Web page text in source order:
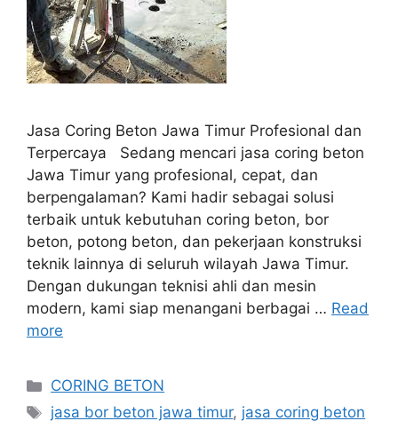
Jasa Coring Beton Jawa Timur Profesional dan
Terpercaya Sedang mencari jasa coring beton
Jawa Timur yang profesional, cepat, dan
berpengalaman? Kami hadir sebagai solusi
terbaik untuk kebutuhan coring beton, bor
beton, potong beton, dan pekerjaan konstruksi
teknik lainnya di seluruh wilayah Jawa Timur.
Dengan dukungan teknisi ahli dan mesin
modern, kami siap menangani berbagai … Read
more
Categories
CORING BETON
Tags
jasa bor beton jawa timur, jasa coring beton